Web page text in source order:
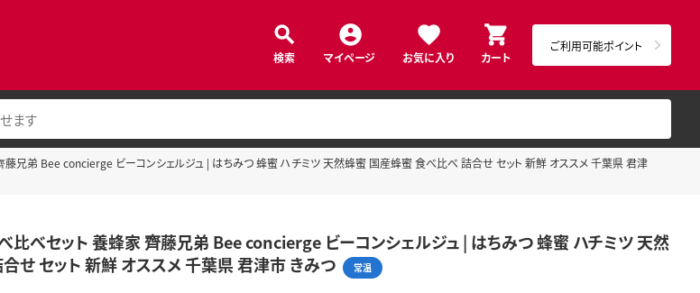
検索 マイページ お気に入り カート
ご利用可能ポイント
藤兄弟 Bee concierge ビーコンシェルジュ | はちみつ 蜂蜜 ハチミツ 天然蜂蜜 国産蜂蜜 食べ比べ 詰合せ セット 新鮮 オススメ 千葉県 君津
比べセット 養蜂家 齊藤兄弟 Bee concierge ビーコンシェルジュ | はちみつ 蜂蜜 ハチミツ 天然
せ セット 新鮮 オススメ 千葉県 君津市 きみつ
常温